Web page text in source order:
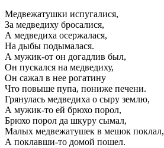
Медвежатушки испугалися,
За медведиху бросалися,
А медведиха осержалася,
На дыбы подымалася.
А мужик-от он догадлив был,
Он пускался на медведиху,
Он сажал в нее рогатину
Что повыше пупа, пониже печени.
Грянулась медведиха о сыру землю,
А мужик-то ей брюхо порол,
Брюхо порол да шкуру сымал,
Малых медвежатушек в мешок поклал,
А поклавши-то домой пошел.